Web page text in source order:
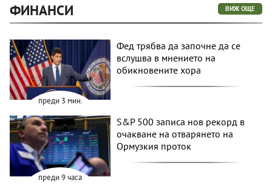
ФИНАНСИ ВИЖ ОЩЕ
преди 3 мин.
Фед трябва да започне да се
вслушва в мнението на
обикновените хора
преди 9 часа
S&P 500 записа нов рекорд в
очакване на отварянето на
Ормузкия проток